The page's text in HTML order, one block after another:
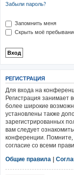
Забыли пароль?
Запомнить меня
Скрыть моё
РЕГИСТРАЦИЯ
Для входа на
Регистрация занимает
более широкие
установлены также
зарегистрированных
вам следует
конференции. Помните,
согласие со всеми
Общие правила |